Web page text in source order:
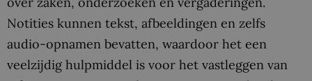
Notities kunnen tekst, afbeeldingen en zelfs
audio-opnamen bevatten, waardoor het een
veelzijdig hulpmiddel is voor het vastleggen van